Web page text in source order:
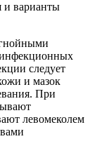
варианты
следует
и мазок
При
левомеколем